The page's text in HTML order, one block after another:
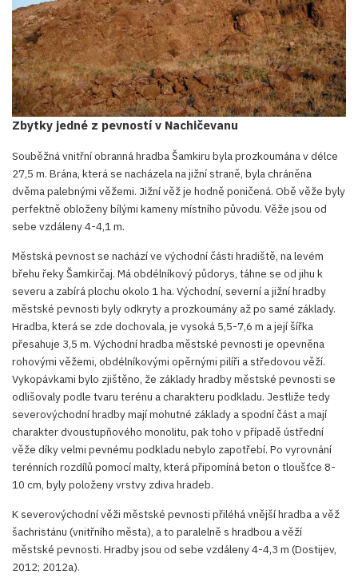
Zbytky jedné z pevností v Nachičevanu
Souběžná vnitřní obranná hradba Šamkiru byla prozkoumána v délce
27,5 m. Brána, která se nacházela na jižní straně, byla chráněna
dvěma palebnými věžemi. Jižní věž je hodně poničená. Obě věže byly
perfektně obloženy bílými kameny místního původu. Věže jsou od
sebe vzdáleny 4-4,1 m.
Městská pevnost se nachází ve východní části hradiště, na levém
břehu řeky Šamkirčaj. Má obdélníkový půdorys, táhne se od jihu k
severu a zabírá plochu okolo 1 ha. Východní, severní a jižní hradby
městské pevnosti byly odkryty a prozkoumány až po samé základy.
Hradba, která se zde dochovala, je vysoká 5,5-7,6 m a její šířka
přesahuje 3,5 m. Východní hradba městské pevnosti je opevněna
rohovými věžemi, obdélníkovými opěrnými pilíři a středovou věží.
Vykopávkami bylo zjištěno, že základy hradby městské pevnosti se
odlišovaly podle tvaru terénu a charakteru podkladu. Jestliže tedy
severovýchodní hradby mají mohutné základy a spodní část a mají
charakter dvoustupňového monolitu, pak toho v případě ústřední
věže díky velmi pevnému podkladu nebylo zapotřebí. Po vyrovnání
terénních rozdílů pomocí malty, která připomíná beton o tloušťce 8-
10 cm, byly položeny vrstvy zdiva hradeb.
K severovýchodní věži městské pevnosti přiléhá vnější hradba a věž
šachristánu (vnitřního města), a to paralelně s hradbou a věží
městské pevnosti. Hradby jsou od sebe vzdáleny 4-4,3 m (Dostijev,
2012; 2012a).